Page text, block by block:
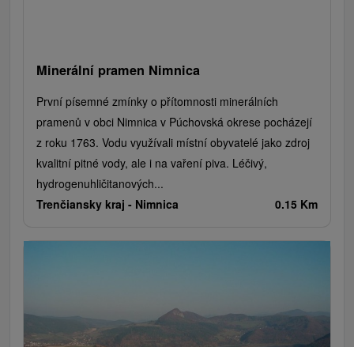
Minerální pramen Nimnica
První písemné zmínky o přítomnosti minerálních
pramenů v obci Nimnica v Púchovská okrese pocházejí
z roku 1763. Vodu využívali místní obyvatelé jako zdroj
kvalitní pitné vody, ale i na vaření piva. Léčivý,
hydrogenuhličitanových...
Trenčiansky kraj - Nimnica 0.15 Km